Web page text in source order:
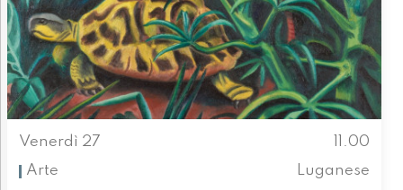
Venerdì 27
11.00
Arte
Luganese